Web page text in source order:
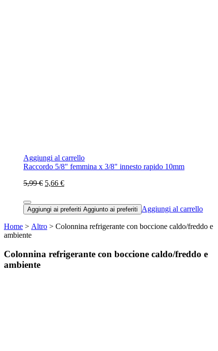
Aggiungi al carrello
Raccordo 5/8" femmina x 3/8" innesto rapido 10mm
5,99 € 5,66 €
Aggiungi ai preferiti Aggiunto ai preferiti Aggiungi al carrello
Home > Altro > Colonnina refrigerante con boccione caldo/freddo e
ambiente
Colonnina refrigerante con boccione caldo/freddo e
ambiente